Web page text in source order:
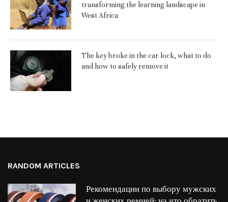
transforming the learning landscape in
West Africa
The key broke in the car lock, what to do
and how to safely remove it
RANDOM ARTICLES
Рекомендации по выбору мужских